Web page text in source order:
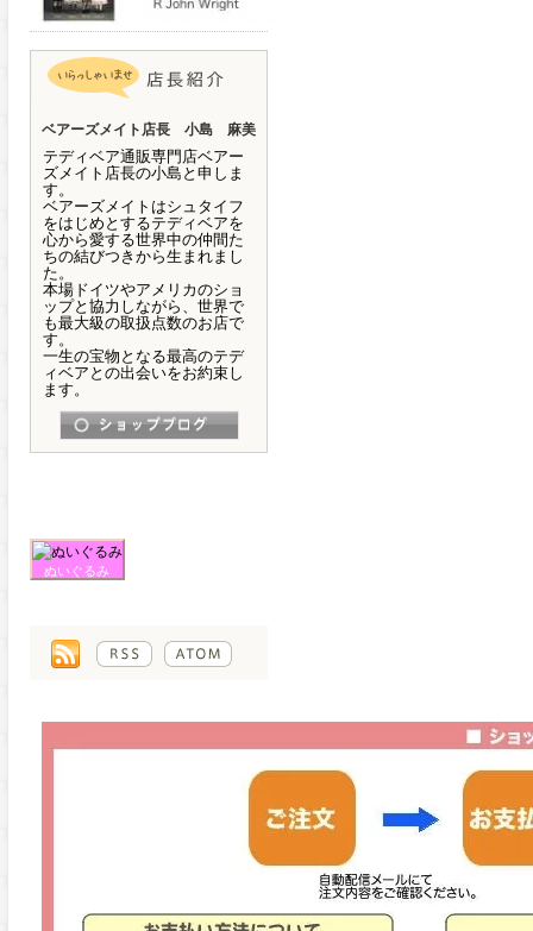
ベアーズメイト店長 小島 麻美
テディベア通販専門店ベアー
ズメイト店長の小島と申しま
す。
ベアーズメイトはシュタイフ
をはじめとするテディベアを
心から愛する世界中の仲間た
ちの結びつきから生まれまし
た。
本場ドイツやアメリカのショ
ップと協力しながら、世界で
も最大級の取扱点数のお店で
す。
一生の宝物となる最高のテデ
ィベアとの出会いをお約束し
ます。
ぬいぐるみ